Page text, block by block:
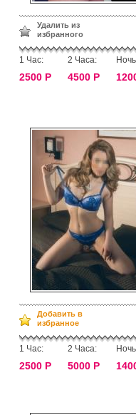
Удалить из
избранного
1 Час:
2500 Р
2 Часа:
4500 Р
Добавить в
избранное
1 Час:
2500 Р
2 Часа:
5000 Р